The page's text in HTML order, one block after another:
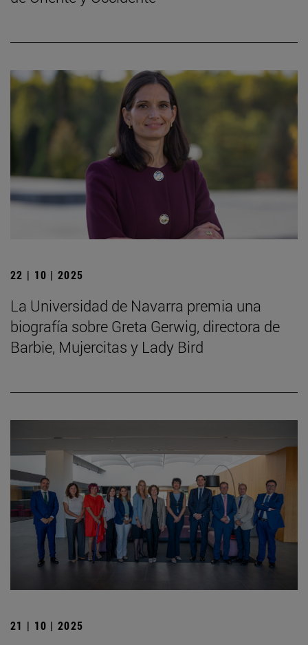
22 | 10 | 2025
La Universidad de Navarra premia una
biografía sobre Greta Gerwig, directora de
Barbie, Mujercitas y Lady Bird
21 | 10 | 2025